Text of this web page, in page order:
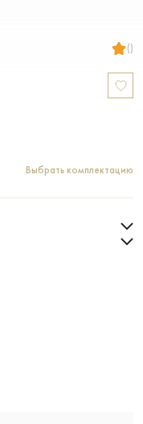
()
Выбрать комплектацию